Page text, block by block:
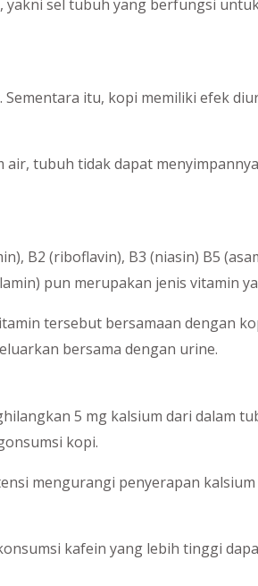
sel tubuh yang berfungsi
itu, kopi memiliki efek
air, tubuh tidak dapat
B2 (riboflavin), B3 (niasin) B5
pun merupakan jenis vitamin
tersebut bersamaan dengan
bersama dengan urine.
5 mg kalsium dari dalam
kopi.
mengurangi penyerapan kalsium
kafein yang lebih tinggi